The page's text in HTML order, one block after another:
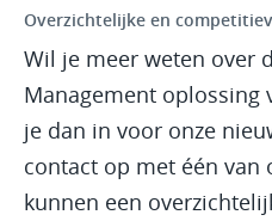
Overzichtelijke en
Wil je meer weten over
Management oplossing
je dan in voor onze
contact op met één van
kunnen een